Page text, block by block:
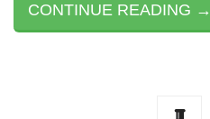
CONTINUE READING →